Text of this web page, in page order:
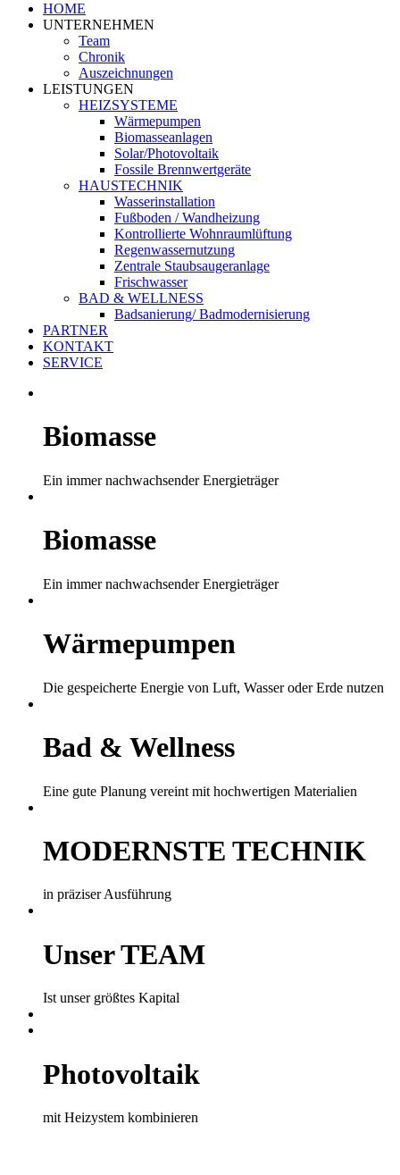
HOME
UNTERNEHMEN
Team
Chronik
Auszeichnungen
LEISTUNGEN
HEIZSYSTEME
Wärmepumpen
Biomasseanlagen
Solar/Photovoltaik
Fossile Brennwertgeräte
HAUSTECHNIK
Wasserinstallation
Fußboden / Wandheizung
Kontrollierte Wohnraumlüftung
Regenwassernutzung
Zentrale Staubsaugeranlage
Frischwasser
BAD & WELLNESS
Badsanierung/ Badmodernisierung
PARTNER
KONTAKT
SERVICE
Biomasse
Ein immer nachwachsender Energieträger
Biomasse
Ein immer nachwachsender Energieträger
Wärmepumpen
Die gespeicherte Energie von Luft, Wasser oder Erde nutzen
Bad & Wellness
Eine gute Planung vereint mit hochwertigen Materialien
MODERNSTE TECHNIK
in präziser Ausführung
Unser TEAM
Ist unser größtes Kapital
Photovoltaik
mit Heizystem kombinieren